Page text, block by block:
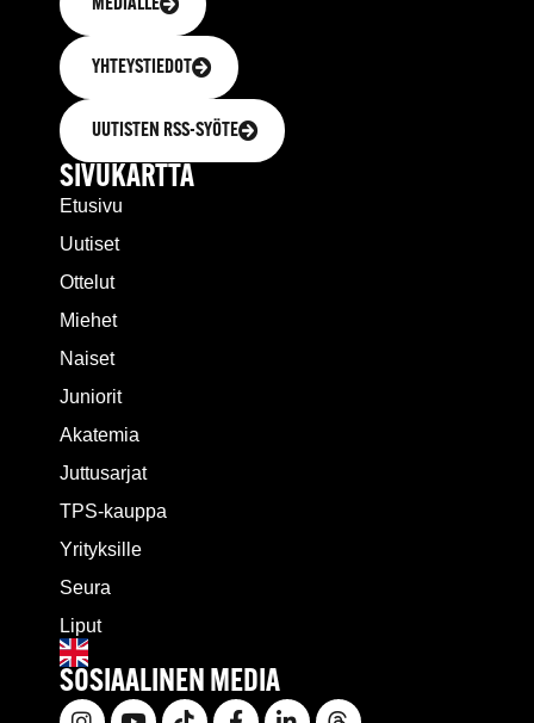
MEDIALLE
YHTEYSTIEDOT
UUTISTEN RSS-SYÖTE
SIVUKARTTA
Etusivu
Uutiset
Ottelut
Miehet
Naiset
Juniorit
Akatemia
Juttusarjat
TPS-kauppa
Yrityksille
Seura
Liput
SOSIAALINEN MEDIA